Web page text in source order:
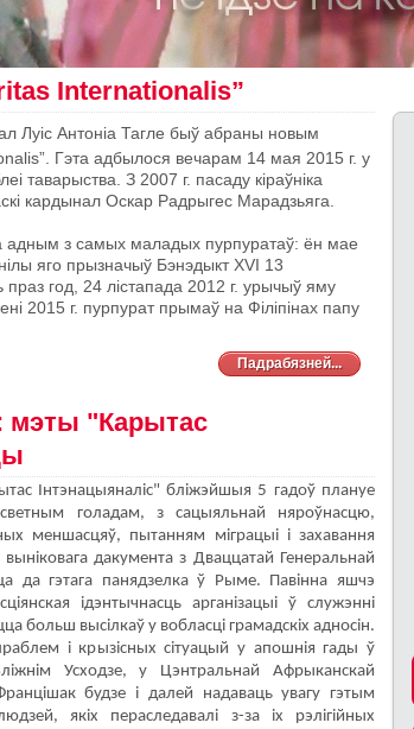
Internationalis”
Луіс Антоніа Тагле быў абраны новым
Гэта адбылося вечарам 14 мая 2015 г. у
таварыства. З 2007 г. пасаду кіраўніка
кардынал Оскар Радрыгес Марадзьяга.
адным з самых маладых пурпуратаў: ён мае
яго прызначыў Бэнэдыкт XVI 13
праз год, 24 лістапада 2012 г. урычыў яму
2015 г. пурпурат прымаў на Філіпінах папу
Падрабязней...
мэты "Карытас
Інтэнацыяналіс" бліжэйшыя 5 гадоў плануе
голадам, з сацыяльнай няроўнасцю,
меншасцяў, пытанням міграцыі і захавання
дакумента з Дваццатай Генеральнай
да гэтага панядзелка ў Рыме. Павінна яшчэ
ідэнтычнасць арганізацыі ў служэнні
больш высілкаў у вобласці грамадскіх адносін.
і крызісных сітуацый у апошнія гады ў
Усходзе, у Цэнтральнай Афрыканскай
будзе і далей надаваць увагу гэтым
якіх пераследавалі з-за іх рэлігійных